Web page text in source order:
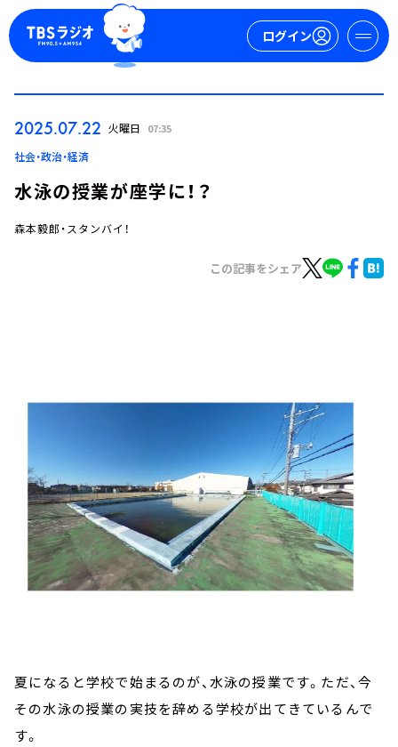
ログイン
お知らせ
会社情報
2025.07.22 火曜日 07:35
社会・政治・経済
水泳の授業が座学に！？
森本毅郎・スタンバイ！
この記事をシェア
夏になると学校で始まるのが、水泳の授業です。ただ、今
その水泳の授業の実技を辞める学校が出てきているんで
す。